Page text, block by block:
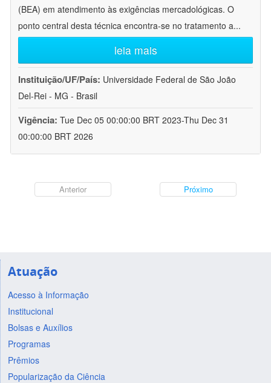
(BEA) em atendimento às exigências mercadológicas. O
ponto central desta técnica encontra-se no tratamento a...
leia mais
Instituição/UF/País: Universidade Federal de São João
Del-Rei - MG - Brasil
Vigência: Tue Dec 05 00:00:00 BRT 2023-Thu Dec 31
00:00:00 BRT 2026
Anterior Próximo
Atuação
Acesso à Informação
Institucional
Bolsas e Auxílios
Programas
Prêmios
Popularização da Ciência